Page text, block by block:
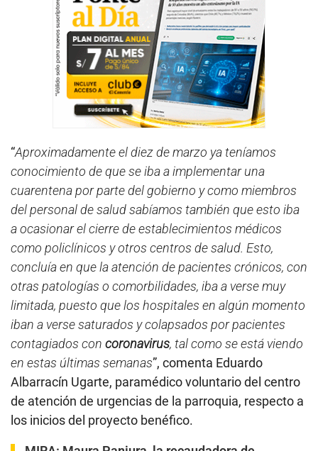
“Aproximadamente el diez de marzo ya teníamos
conocimiento de que se iba a implementar una
cuarentena por parte del gobierno y como miembros
del personal de salud sabíamos también que esto iba
a ocasionar el cierre de establecimientos médicos
como policlínicos y otros centros de salud. Esto,
concluía en que la atención de pacientes crónicos, con
otras patologías o comorbilidades, iba a verse muy
limitada, puesto que los hospitales en algún momento
iban a verse saturados y colapsados por pacientes
contagiados con coronavirus, tal como se está viendo
en estas últimas semanas”, comenta Eduardo
Albarracín Ugarte, paramédico voluntario del centro
de atención de urgencias de la parroquia, respecto a
los inicios del proyecto benéfico.